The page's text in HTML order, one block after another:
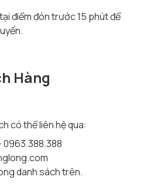
điểm đón trước 15 phút để
Hàng
có thể liên hệ qua:
0963.388.388
danh sách trên.